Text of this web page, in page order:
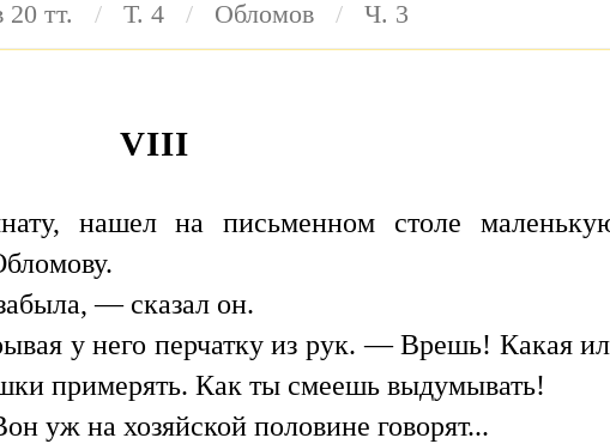
тт. Т. 4 Обломов Ч. 3
VIII
нашел на письменном столе
— сказал он.
у него перчатку из рук. — Врешь! Какая
примерять. Как ты смеешь выдумывать!
уж на хозяйской половине говорят...